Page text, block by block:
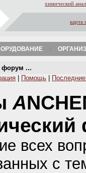
химический
карта
форум ...
Помощь
A
всех
с